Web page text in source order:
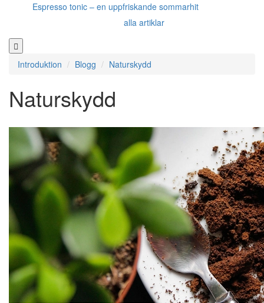
Espresso tonic – en uppfriskande sommarhit
alla artiklar
Introduktion Blogg Naturskydd
Naturskydd